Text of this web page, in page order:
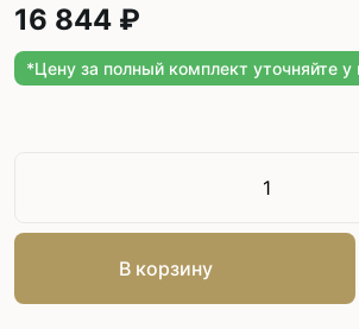
16 844 ₽
*Цену за полный комплект уточняйте
В корзину